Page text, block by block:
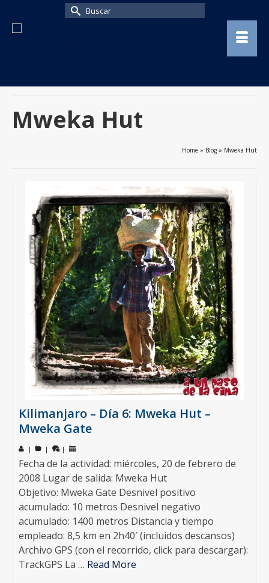
Buscar
Mweka Hut
Home » Blog » Mweka Hut
Kilimanjaro – Día 6: Mweka Hut –
Mweka Gate
| | |
Fecha de la actividad: miércoles, 20 de febrero de
2008 Lugar de salida: Mweka Hut
Objetivo: Mweka Gate Desnivel positivo
acumulado: 10 metros Desnivel negativo
acumulado: 1400 metros Distancia y tiempo
empleado: 8,5 km en 2h40′ (incluidos descansos)
Archivo GPS (con el recorrido, click para descargar):
TrackGPS La … Read More